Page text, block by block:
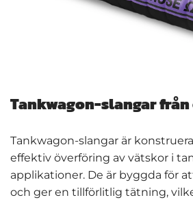
Tankwagon-slangar
Tankwagon-slangar är
effektiv överföring av vätskor i
applikationer. De är byggda för
och ger en tillförlitlig tätning,